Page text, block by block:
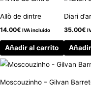
Allò de dintre
14.00€ IVA incluido
Añadir al carrito
Diari
35.00€
Moscouzinho – Gilvan